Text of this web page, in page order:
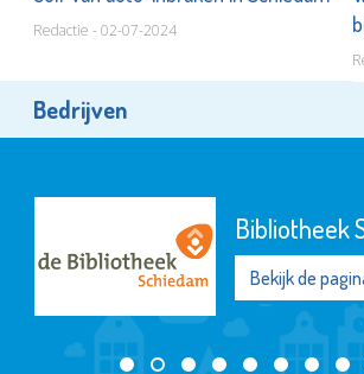
Redactie - 02-07-2024
Bedrijven
Bibliotheek
Bekijk de